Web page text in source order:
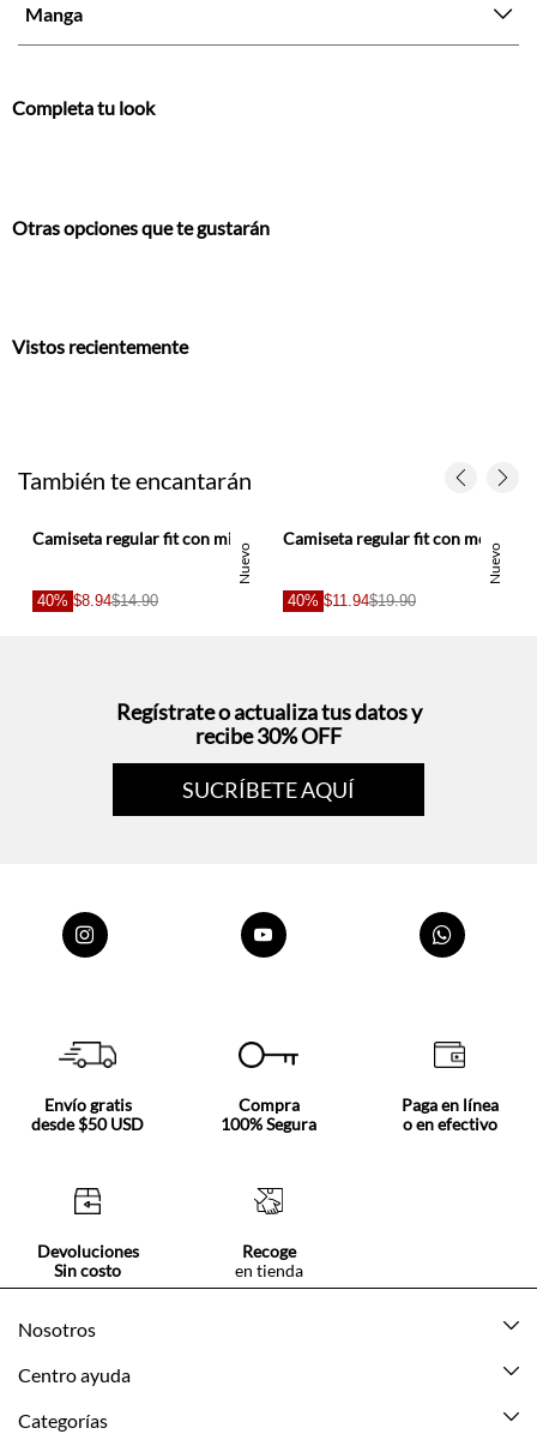
Manga
Completa tu look
Otras opciones que te gustarán
Vistos recientemente
También te encantarán
Nuevo
Camiseta regular fit con micrográfico urbano en algodón gris para hombre
40% $8.94$14.90
Nuevo
Camiseta regular fit con mensaje frontal en algodón blanco para hombre
40% $11.94$19.90
Regístrate o actualiza tus datos y
recibe 30% OFF
SUCRÍBETE AQUÍ
Envío gratis
desde $50 USD
Compra
100% Segura
Paga en línea
o en efectivo
Devoluciones
Sin costo
Recoge
en tienda
Nosotros
Acerca de Tennis
Centro ayuda
Mis pedidos
Categorías